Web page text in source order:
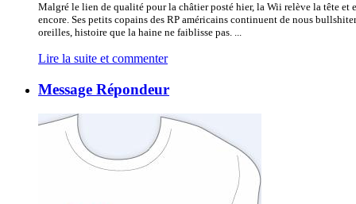
Malgré le lien de qualité pour la châtier posté hier, la Wii relève la tête et
encore. Ses petits copains des RP américains continuent de nous
oreilles, histoire que la haine ne faiblisse pas. ...
Lire la suite et commenter
Message Répondeur